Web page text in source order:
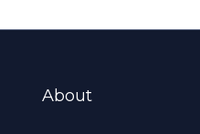
About